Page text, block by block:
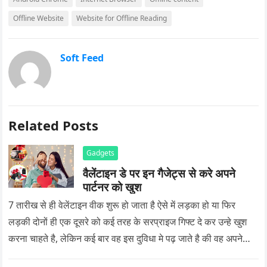
Offline Website
Website for Offline Reading
Soft Feed
Related Posts
Gadgets
वैलेंटाइन डे पर इन गैजेट्स से करे अपने
पार्टनर को खुश
7 तारीख से ही वेलेंटाइन वीक शुरू हो जाता है ऐसे में लड़का हो या फिर
लड़की दोनों ही एक दूसरे को कई तरह के सरप्राइज गिफ्ट दे कर उन्हे खुश
करना चाहते है, लेकिन कई बार वह इस दुविधा मे पढ़ जाते है की वह अपने